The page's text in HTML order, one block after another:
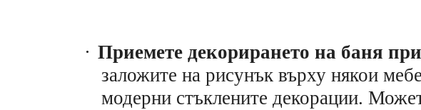
· Приемете декорирането на баня
заложите на рисунък върху някои
модерни стъклените декорации.